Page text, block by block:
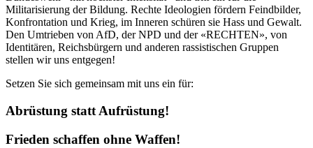
Militarisierung der Bildung. Rechte Ideologien fördern Feindbilder,
Konfrontation und Krieg, im Inneren schüren sie Hass und Gewalt.
Den Umtrieben von AfD, der NPD und der «RECHTEN», von
Identitären, Reichsbürgern und anderen rassistischen Gruppen
stellen wir uns entgegen!
Setzen Sie sich gemeinsam mit uns ein für:
Abrüstung statt Aufrüstung!
Frieden schaffen ohne Waffen!